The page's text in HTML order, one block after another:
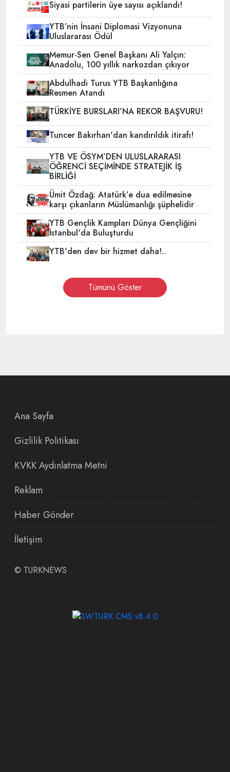
Siyasi partilerin üye sayısı açıklandı!
YTB’nin İnsani Diplomasi Vizyonuna
Uluslararası Ödül
Memur-Sen Genel Başkanı Ali Yalçın:
Anadolu, 100 yıllık narkozdan çıkıyor
Abdulhadi Turus YTB Başkanlığına
Resmen Atandı
TÜRKİYE BURSLARI’NA REKOR BAŞVURU!
Tuncer Bakırhan'dan kandırıldık itirafı!
YTB VE ÖSYM’DEN ULUSLARARASI
ÖĞRENCİ SEÇİMİNDE STRATEJİK İŞ
BİRLİĞİ
Ümit Özdağ: Atatürk’e dua edilmesine
karşı çıkanların Müslümanlığı şüphelidir
YTB Gençlik Kampları Dünya Gençliğini
İstanbul'da Buluşturdu
YTB'den dev bir hizmet daha!..
Tümünü Göster
Ana Sayfa
Gizlilik Politikası
KVKK Aydınlatma Metni
Reklam
Haber Gönder
İletişim
© TURKNEWS